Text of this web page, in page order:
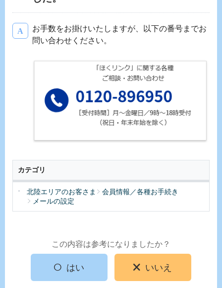
お手数をお掛けいたしますが、以下の番号までお
問い合わせください。
カテゴリ
北陸エリアのお客さま
会員情報／各種お手続き
メールの設定
この内容は参考になりましたか？
はい いいえ